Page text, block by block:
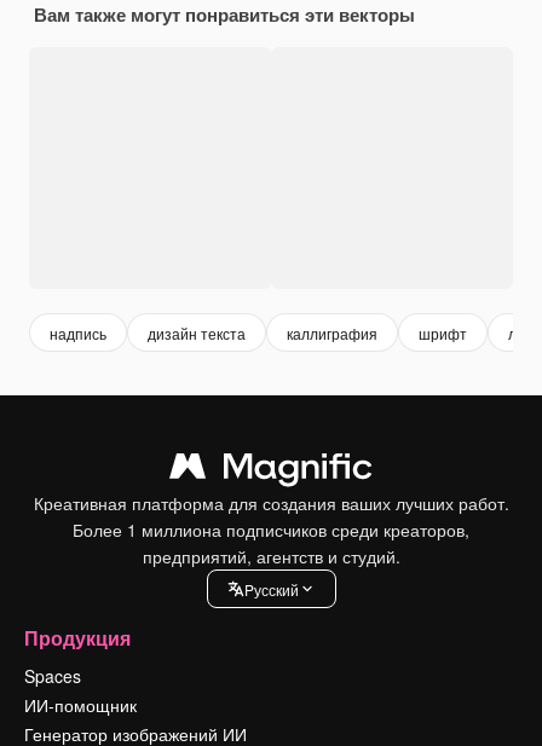
Вам также могут понравиться эти векторы
надпись дизайн текста каллиграфия шрифт лапа
Креативная платформа для создания ваших лучших работ.
Более 1 миллиона подписчиков среди креаторов,
предприятий, агентств и студий.
Pусский
Продукция
Spaces
ИИ-помощник
Генератор изображений ИИ